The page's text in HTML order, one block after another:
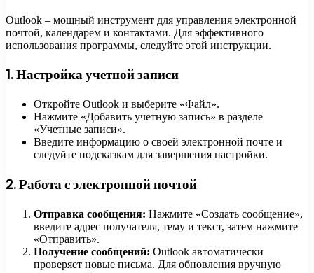
Outlook – мощный инструмент для управления электронной
почтой, календарем и контактами. Для эффективного
использования программы, следуйте этой инструкции.
1. Настройка учетной записи
Откройте Outlook и выберите «Файл».
Нажмите «Добавить учетную запись» в разделе
«Учетные записи».
Введите информацию о своей электронной почте и
следуйте подсказкам для завершения настройки.
2. Работа с электронной почтой
Отправка сообщения: Нажмите «Создать сообщение»,
введите адрес получателя, тему и текст, затем нажмите
«Отправить».
Получение сообщений: Outlook автоматически
проверяет новые письма. Для обновления вручную